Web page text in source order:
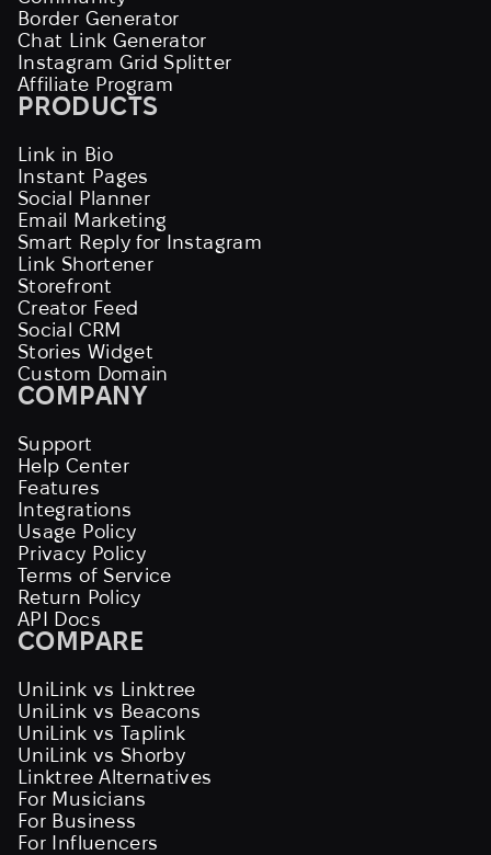
Border Generator
Chat Link Generator
Instagram Grid Splitter
Affiliate Program
PRODUCTS
Link in Bio
Instant Pages
Social Planner
Email Marketing
Smart Reply for Instagram
Link Shortener
Storefront
Creator Feed
Social CRM
Stories Widget
Custom Domain
COMPANY
Support
Help Center
Features
Integrations
Usage Policy
Privacy Policy
Terms of Service
Return Policy
API Docs
COMPARE
UniLink vs Linktree
UniLink vs Beacons
UniLink vs Taplink
UniLink vs Shorby
Linktree Alternatives
For Musicians
For Business
For Influencers